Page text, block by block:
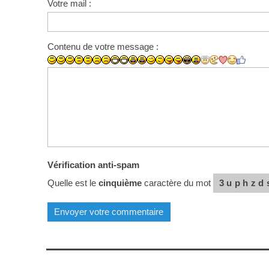
Votre mail :
Contenu de votre message :
Vérification anti-spam
Quelle est le cinquièmecaractère du mot